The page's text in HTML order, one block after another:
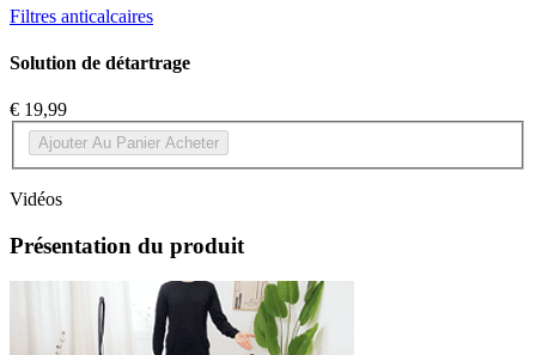
Filtres anticalcaires
Solution de détartrage
€ 19,99
Ajouter Au Panier Acheter
Vidéos
Présentation du produit